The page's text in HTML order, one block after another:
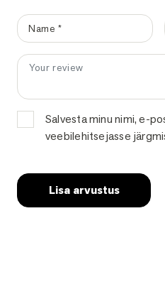
Sinu e-postiaadressi ei avaldata.
Your review
Name*
Salvesta minu nimi, e-
veebilehitsejasse